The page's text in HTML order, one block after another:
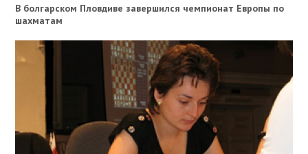
В болгарском Пловдиве завершился чемпионат Европы по
шахматам